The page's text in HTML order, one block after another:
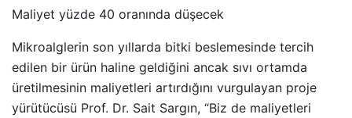
Maliyet yüzde 40 oranında düşecek
Mikroalglerin son yıllarda bitki beslemesinde tercih
edilen bir ürün haline geldiğini ancak sıvı ortamda
üretilmesinin maliyetleri artırdığını vurgulayan proje
yürütücüsü Prof. Dr. Sait Sargın, “Biz de maliyetleri